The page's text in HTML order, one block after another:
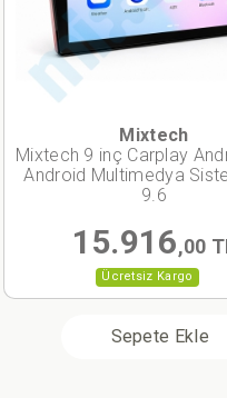
Ücretsiz Kargo
Mixtech
Mixtech 9 inç Carplay
Android Multimedya
9.6
15.916,00
Sepete Ekle